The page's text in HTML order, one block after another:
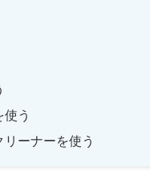
う
ーナーを使う